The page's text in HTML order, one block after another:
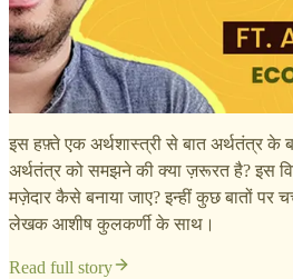
इस हफ़्ते एक अर्थशास्त्री से बात अर्थतंत्र के
अर्थतंत्र को समझने की क्या ज़रूरत है? इस
मज़ेदार कैसे बनाया जाए? इन्हीं कुछ बातों पर
लेखक आशीष कुलकर्णी के साथ।
Read full story